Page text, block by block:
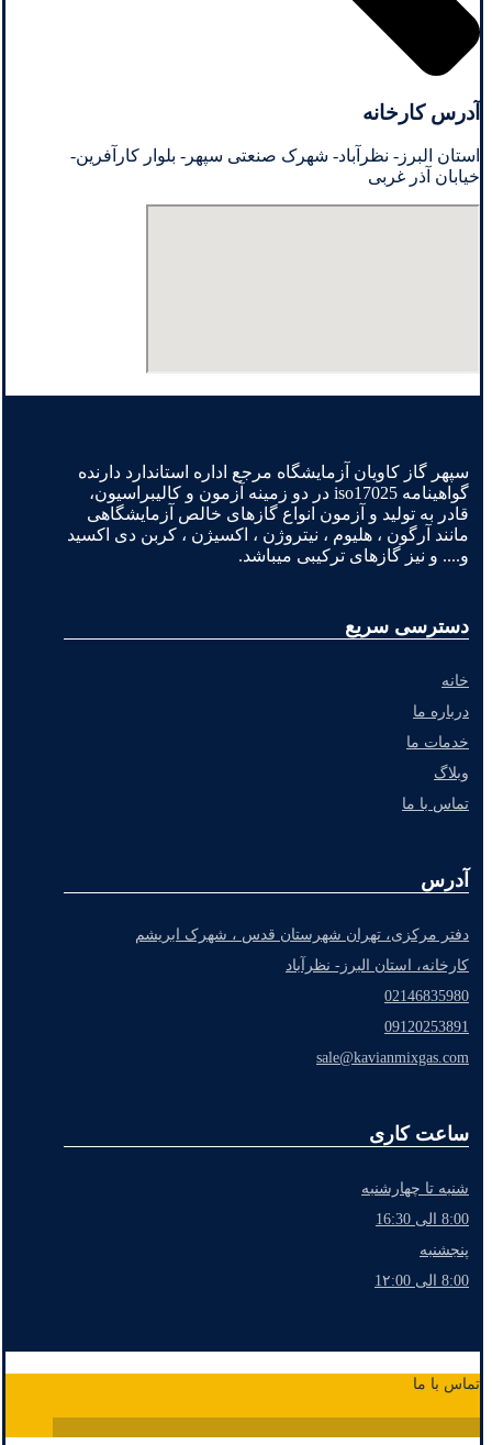
آدرس کارخانه
استان البرز- نظرآباد- شهرک صنعتی سپهر- بلوار کارآفرین-
خیابان آذر غربی
سپهر گاز کاویان آزمایشگاه مرجع اداره استاندارد دارنده
گواهینامه iso17025 در دو زمینه آزمون و کالیبراسیون،
قادر به تولید و آزمون انواع گازهای خالص آزمایشگاهی
مانند آرگون ، هلیوم ، نیتروژن ، اکسیژن ، کربن دی اکسید
و.... و نیز گازهای ترکیبی میباشد.
دسترسی سریع
خانه
درباره ما
خدمات ما
وبلاگ
تماس با ما
آدرس
دفتر مرکزی، تهران شهرستان قدس ، شهرک ابریشم
کارخانه، استان البرز- نظرآباد
02146835980
09120253891
sale@kavianmixgas.com
ساعت کاری
شنبه تا چهارشنبه
8:00 الی 16:30
پنجشنبه
8:00 الی 1۲:00
تماس با ما